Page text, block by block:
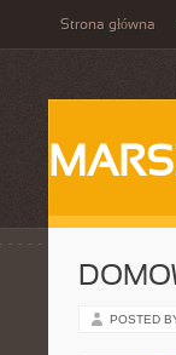
Strona główna
POSTED